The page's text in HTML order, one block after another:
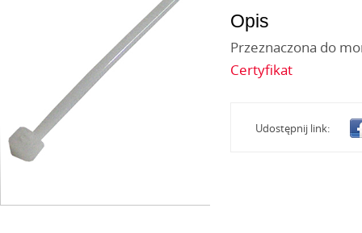
Opis
Przeznaczona do
Certyfikat
Udostępnij link: